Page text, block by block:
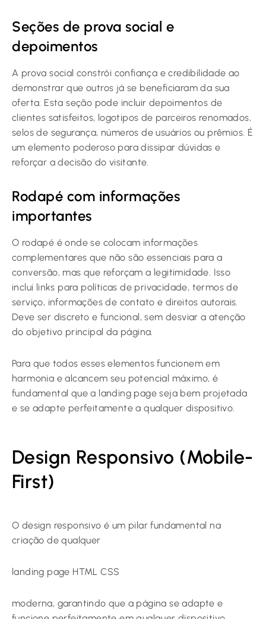
Seções de prova social e
depoimentos
A prova social constrói confiança e credibilidade ao
demonstrar que outros já se beneficiaram da sua
oferta. Esta seção pode incluir depoimentos de
clientes satisfeitos, logotipos de parceiros renomados,
selos de segurança, números de usuários ou prêmios. É
um elemento poderoso para dissipar dúvidas e
reforçar a decisão do visitante.
Rodapé com informações
importantes
O rodapé é onde se colocam informações
complementares que não são essenciais para a
conversão, mas que reforçam a legitimidade. Isso
inclui links para políticas de privacidade, termos de
serviço, informações de contato e direitos autorais.
Deve ser discreto e funcional, sem desviar a atenção
do objetivo principal da página.
Para que todos esses elementos funcionem em
harmonia e alcancem seu potencial máximo, é
fundamental que a landing page seja bem projetada
e se adapte perfeitamente a qualquer dispositivo.
Design Responsivo (Mobile-
First)
O design responsivo é um pilar fundamental na
criação de qualquer
landing page HTML CSS
moderna, garantindo que a página se adapte e